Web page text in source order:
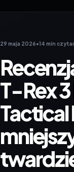
29 maja 2026•14 min
T-Rex
Tactical